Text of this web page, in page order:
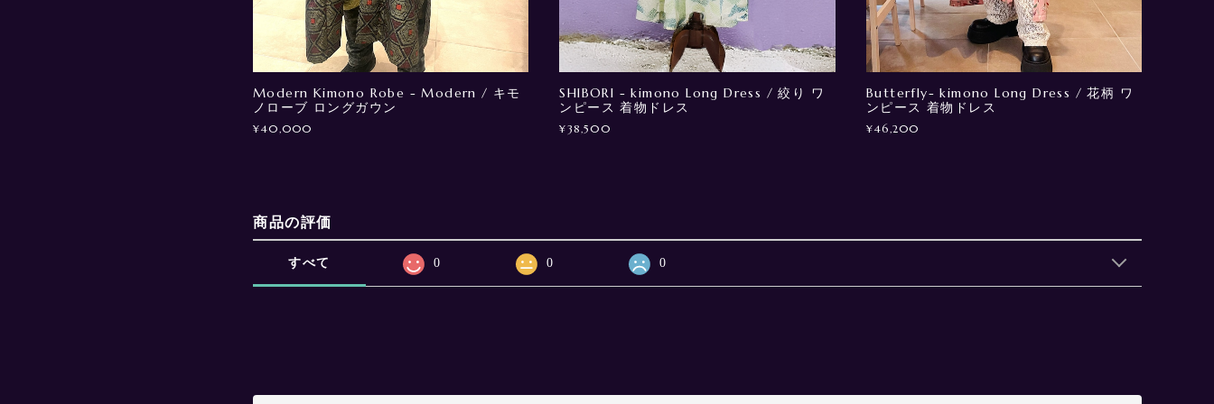
Modern Kimono Robe - Modern / キモ
ノローブ ロングガウン
¥40,000
SHIBORI - kimono Long Dress / 絞り ワ
ンピース 着物ドレス
¥38,500
Butterfly- kimono Long Dress / 花柄 ワ
ンピース 着物ドレス
¥46,200
商品の評価
すべて 0 0 0